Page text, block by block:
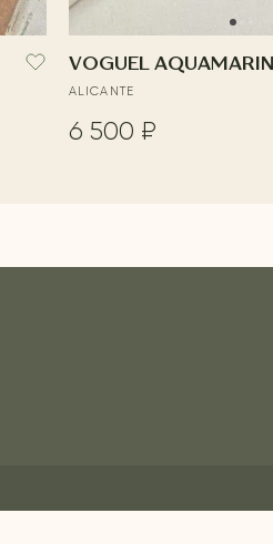
VOGUEL
ALICANTE
6 500 ₽